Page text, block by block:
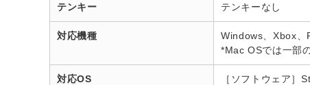
テンキー テンキーなし
対応機種
Windows、Xbox、
*Mac OSでは一部
対応OS
［ソフトウェア